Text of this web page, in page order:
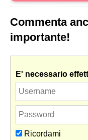
Commenta
importante!
E' necessario
Ricordami